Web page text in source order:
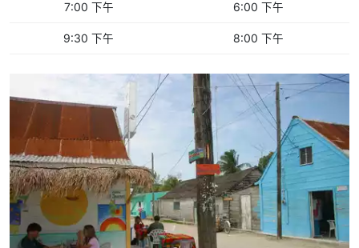
7:00 下午 6:00 下午
9:30 下午 8:00 下午